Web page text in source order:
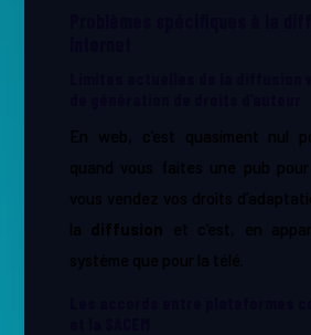
En web, c’est quasiment nul
quand vous faites une pub pour
vous vendez vos droits
la ​ diffusion et c’est, en
système que pour la télé.